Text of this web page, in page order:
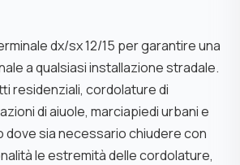
dx/sx 12/15 per garantire una
a qualsiasi installazione stradale.
residenziali, cordolature di
di aiuole, marciapiedi urbani e
dove sia necessario chiudere con
le estremità delle cordolature,